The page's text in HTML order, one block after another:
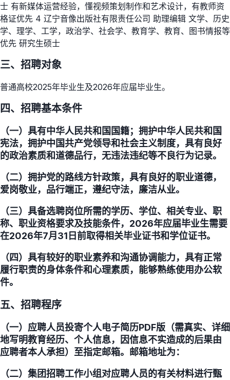
士 有新媒体运营经验，懂视频策划制作和艺术设计，有教师资
格证优先 4 辽宁音像出版社有限责任公司 助理编辑 文学、历史
学、理学、工学，政治学、社会学、教育学、教育、图书情报等
优先 研究生硕士
三、招聘对象
普通高校2025年毕业生及2026年应届毕业生。
四、招聘基本条件
（一）具有中华人民共和国国籍；拥护中华人民共和国
宪法，拥护中国共产党领导和社会主义制度，具有良好
的政治素质和道德品行，无违法违纪等不良行为记录。
（二）拥护党的路线方针政策，具有良好的职业道德，
爱岗敬业，品行端正，遵纪守法，廉洁从业。
（三）具备选聘岗位所需的学历、学位、相关专业、职
称、职业资格要求及技能条件，2026年应届毕业生需要
在2026年7月31日前取得相关毕业证书和学位证书。
（四）具有较好的职业素养和沟通协调能力，具有正常
履行职责的身体条件和心理素质，能够熟练使用办公软
件。
五、招聘程序
（一）应聘人员投寄个人电子简历PDF版（需真实、详细
地写明教育经历、个人信息，因信息不实造成的后果由
应聘者本人承担）至指定邮箱。邮箱地址为：
（二）集团招聘工作小组对应聘人员的有关材料进行甄